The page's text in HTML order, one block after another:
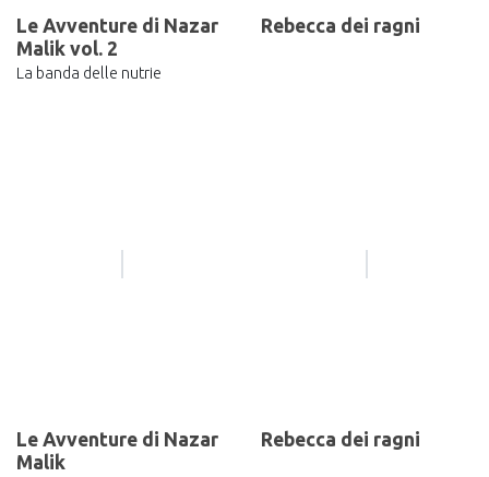
Le Avventure di Nazar
Malik vol. 2
La banda delle nutrie
Rebecca dei ragni
Le Avventure di Nazar
Malik
Rebecca dei ragni